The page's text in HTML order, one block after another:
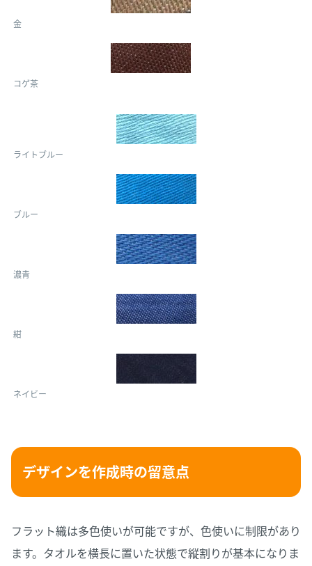
金
コゲ茶
ライトブルー
ブルー
濃青
紺
ネイビー
デザインを作成時の留意点
フラット織は多色使いが可能ですが、色使いに制限があり
ます。タオルを横長に置いた状態で縦割りが基本になりま